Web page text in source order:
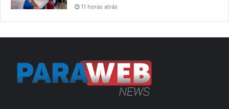
11 horas atrás